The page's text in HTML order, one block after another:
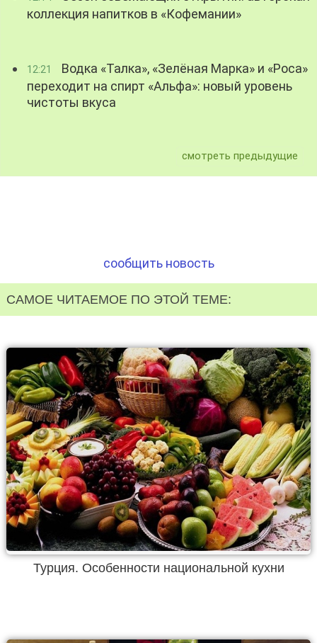
коллекция напитков в «Кофемании»
12:21
Водка «Талка», «Зелёная Марка» и «Роса»
переходит на спирт «Альфа»: новый уровень
чистоты вкуса
смотреть предыдущие
сообщить новость
САМОЕ ЧИТАЕМОЕ ПО ЭТОЙ ТЕМЕ:
Турция. Особенности национальной кухни